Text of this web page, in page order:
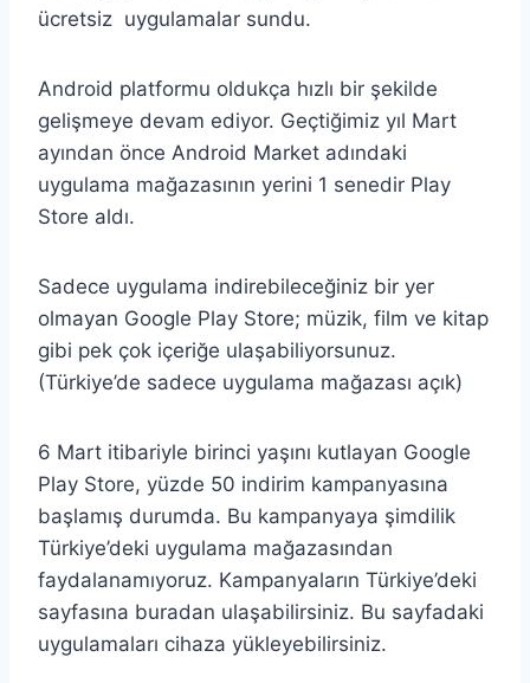
ücretsiz uygulamalar sundu.
Android platformu oldukça hızlı bir şekilde
gelişmeye devam ediyor. Geçtiğimiz yıl Mart
ayından önce Android Market adındaki
uygulama mağazasının yerini 1 senedir Play
Store aldı.
Sadece uygulama indirebileceğiniz bir yer
olmayan Google Play Store; müzik, film ve kitap
gibi pek çok içeriğe ulaşabiliyorsunuz.
(Türkiye’de sadece uygulama mağazası açık)
6 Mart itibariyle birinci yaşını kutlayan Google
Play Store, yüzde 50 indirim kampanyasına
başlamış durumda. Bu kampanyaya şimdilik
Türkiye’deki uygulama mağazasından
faydalanamıyoruz. Kampanyaların Türkiye’deki
sayfasına buradan ulaşabilirsiniz. Bu sayfadaki
uygulamaları cihaza yükleyebilirsiniz.